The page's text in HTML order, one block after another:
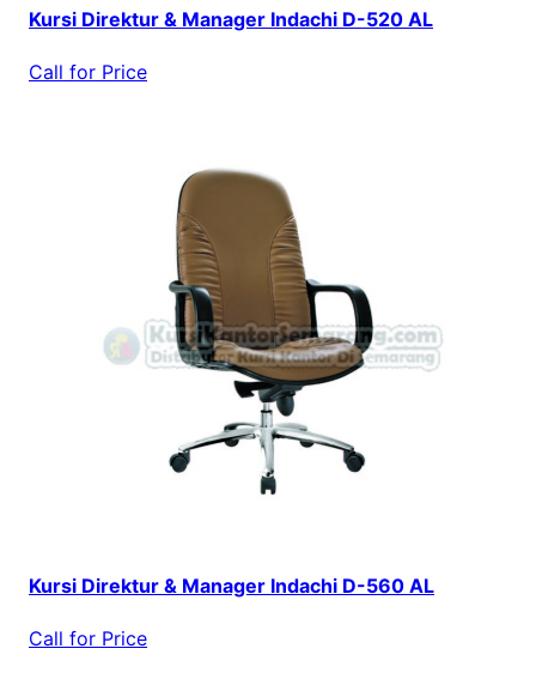
Kursi Direktur & Manager Indachi D-520 AL
Call for Price
Kursi Direktur & Manager Indachi D-560 AL
Call for Price